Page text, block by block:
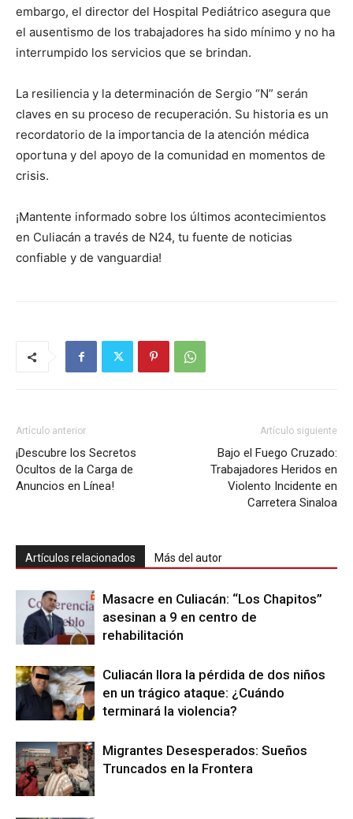
embargo, el director del Hospital Pediátrico asegura que
el ausentismo de los trabajadores ha sido mínimo y no ha
interrumpido los servicios que se brindan.
La resiliencia y la determinación de Sergio “N” serán
claves en su proceso de recuperación. Su historia es un
recordatorio de la importancia de la atención médica
oportuna y del apoyo de la comunidad en momentos de
crisis.
¡Mantente informado sobre los últimos acontecimientos
en Culiacán a través de N24, tu fuente de noticias
confiable y de vanguardia!
Artículo anterior
¡Descubre los Secretos
Ocultos de la Carga de
Anuncios en Línea!
Artículo siguiente
Bajo el Fuego Cruzado:
Trabajadores Heridos en
Violento Incidente en
Carretera Sinaloa
Artículos relacionados Más del autor
Masacre en Culiacán: “Los Chapitos”
asesinan a 9 en centro de
rehabilitación
Culiacán llora la pérdida de dos niños
en un trágico ataque: ¿Cuándo
terminará la violencia?
Migrantes Desesperados: Sueños
Truncados en la Frontera